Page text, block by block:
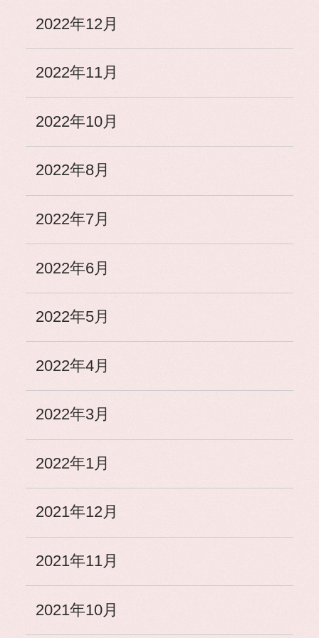
2022年12月
2022年11月
2022年10月
2022年8月
2022年7月
2022年6月
2022年5月
2022年4月
2022年3月
2022年1月
2021年12月
2021年11月
2021年10月